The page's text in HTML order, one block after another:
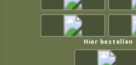
Hier bestellen